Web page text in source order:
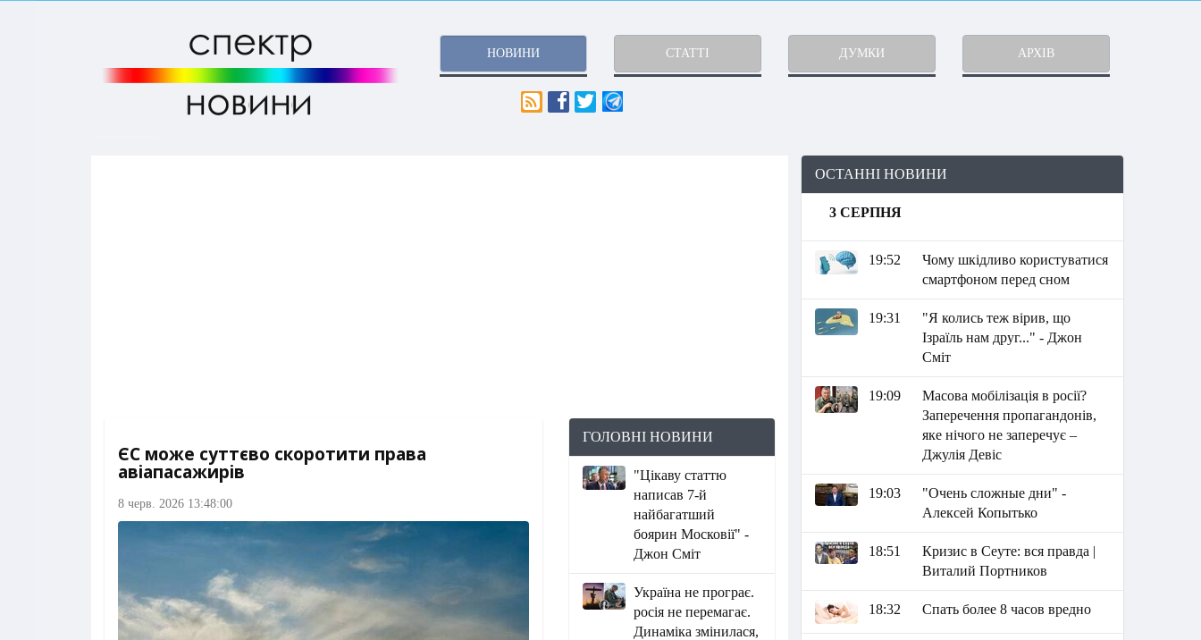
НОВИНИ СТАТТІ ДУМКИ АРХІВ
ЄС може суттєво скоротити права
авіапасажирів
8 черв. 2026 13:48:00
ГОЛОВНІ НОВИНИ
"Цікаву статтю
написав 7-й
найбагатший
боярин Московії" -
Джон Сміт
Україна не програє.
росія не перемагає.
Динаміка змінилася,
ОСТАННІ НОВИНИ
3 СЕРПНЯ
19:52
Чому шкідливо користуватися
смартфоном перед сном
19:31
"Я колись теж вірив, що
Ізраїль нам друг..." - Джон
Сміт
19:09
Масова мобілізація в росії?
Заперечення пропагандонів,
яке нічого не заперечує –
Джулія Девіс
19:03
"Очень сложные дни" -
Алексей Копытько
18:51
Кризис в Сеуте: вся правда |
Виталий Портников
18:32 Спать более 8 часов вредно